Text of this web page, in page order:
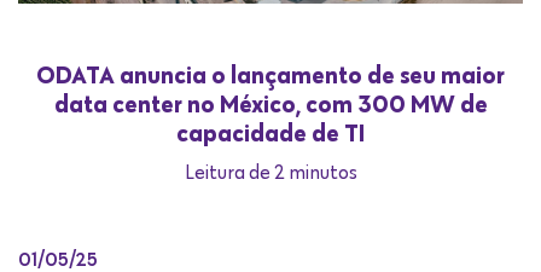
ODATA anuncia o lançamento de seu maior
data center no México, com 300 MW de
capacidade de TI
Leitura de 2 minutos
01/05/25